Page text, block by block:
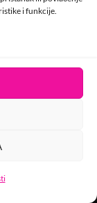
i funkcije.